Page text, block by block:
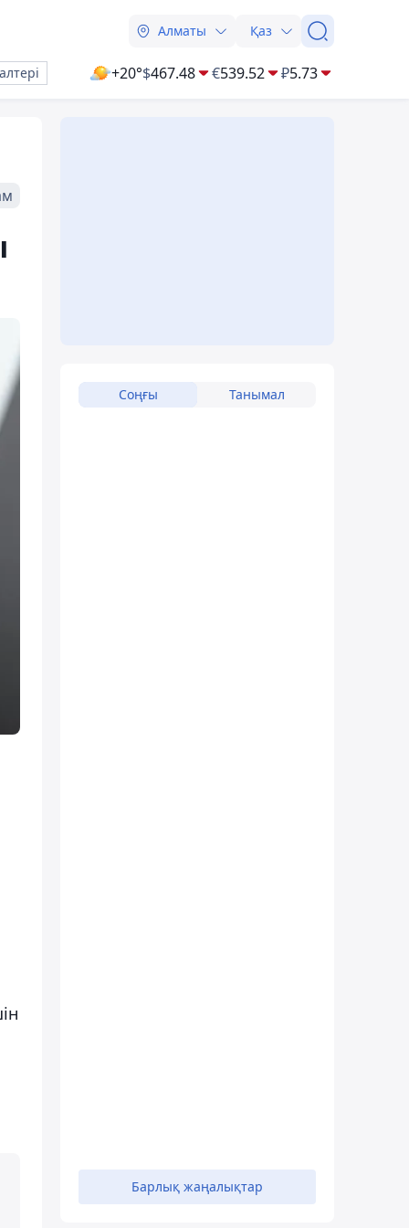
Алматы Қаз
+20°$467.48 €539.52 ₽5.73
Соңғы Танымал
Барлық жаңалықтар